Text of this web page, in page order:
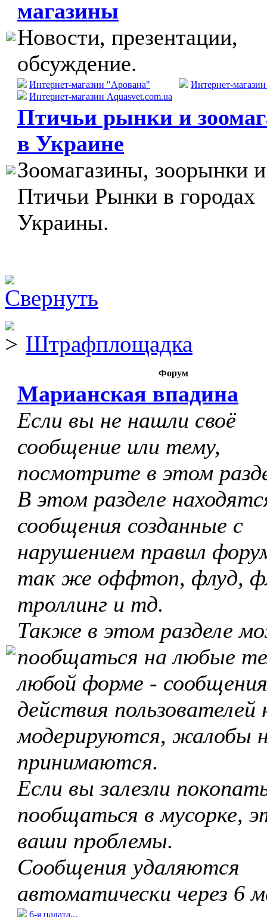
магазины
Новости, презентации,
обсуждение.
Интернет-магазин "Арована"
Интернет-магазин Aquasvet.com.ua
Интернет-
Птичьи рынки и
в Украине
Зоомагазины, зоорынки и
Птичьи Рынки в городах
Украины.
Штрафплощадка
Форум
Марианская впадина
Если вы не нашли своё
сообщение или тему,
посмотрите в этом
В этом разделе
сообщения созданные с
нарушением правил
так же оффтоп, флуд,
троллинг и тд.
Также в этом разделе
пообщаться на любые
любой форме -
действия пользователей
модерируются, жалобы
принимаются.
Если вы залезли
пообщаться в мусорке,
ваши проблемы.
Сообщения удаляются
автоматически через 6
6-я палата...